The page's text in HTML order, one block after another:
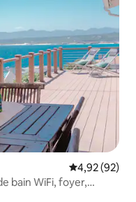
Évaluation
4,92 (92)
bain WiFi, foyer,